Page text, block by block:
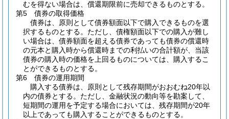
むを得ない場合は、償還期限前に売却できるものとする。
第5 債券の取得価格
債券は、原則として債券額面以下で購入できるものを選
択するものとする。ただし、債権額面以下での購入が難し
い場合は、債券額面を超える債券であっても債券の償還時
の元本と購入時から償還時までの利払いの合計額が、当該
債券の購入時の価格を上回るものについては、購入するこ
とができるものとする。
第6 債券の運用期間
購入する債券は、原則として残存期間がおおむね20年以
内の債券とする。ただし、金融状況の動向等を勘案して、
短期間の運用を予定する場合においては、残存期間が20年
以上であっても購入することができるものとする。